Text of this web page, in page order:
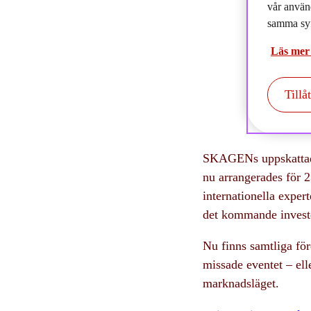
SKAGENs
nu arrangerades för
internationella
det kommande
Nu finns samtliga
missade eventet –
marknadsläget.
vår
samma
Läs mer